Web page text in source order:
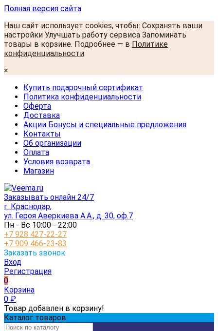
Полная версия сайта
Наш сайт использует cookies, чтобы: Сохранять ваши
настройки Улучшать работу сервиса Запоминать
товары в корзине. Подробнее — в Политике
конфиденциальности.
×
Купить подарочный сертификат
Политика конфиденциальности
Оферта
Доставка
Акции Бонусы и специальные предложения
Контакты
Об организации
Оплата
Условия возврата
Магазин
Заказывать онлайн 24/7
г. Краснодар,
ул. Героя Аверкиева А.А., д. 30, оф.7
Пн - Вс 10:00 - 22:00
+7 928 427-22-27
+7 909 466-23-83
Заказать звонок
Вход
Регистрация
0
Корзина
0 ₽
Товар добавлен в корзину!
Каталог товаров